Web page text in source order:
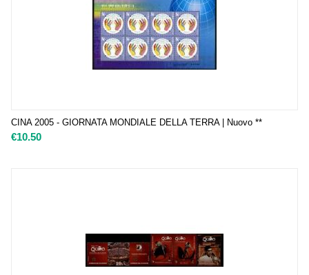
CINA 2005 - GIORNATA MONDIALE DELLA TERRA | Nuovo **
€10.50